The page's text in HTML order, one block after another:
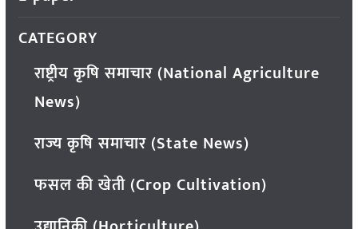
CATEGORY
राष्ट्रीय कृषि समाचार (National Agriculture
News)
राज्य कृषि समाचार (State News)
फसल की खेती (Crop Cultivation)